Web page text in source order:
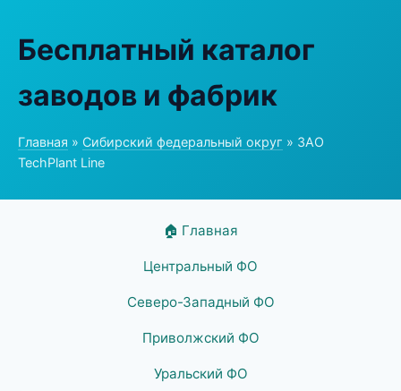
Бесплатный каталог
заводов и фабрик
Главная » Сибирский федеральный округ » ЗАО
TechPlant Line
🏠 Главная
Центральный ФО
Северо-Западный ФО
Приволжский ФО
Уральский ФО